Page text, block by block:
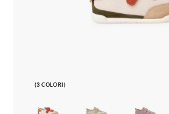
(3 COLORI)